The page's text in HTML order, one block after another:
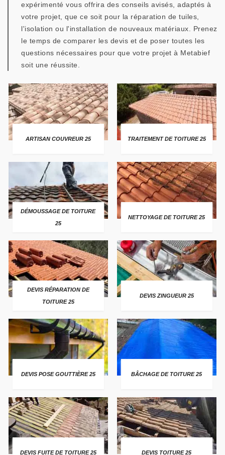
expérimenté vous offrira des conseils avisés, adaptés à
votre projet, que ce soit pour la réparation de tuiles,
l'isolation ou l'installation de nouveaux matériaux. Prenez
le temps de comparer les devis et de poser toutes les
questions nécessaires pour que votre projet à Metabief
soit une réussite.
ARTISAN COUVREUR 25 TRAITEMENT DE TOITURE 25
DÉMOUSSAGE DE TOITURE
25
NETTOYAGE DE TOITURE 25
DEVIS RÉPARATION DE
TOITURE 25
DEVIS ZINGUEUR 25
DEVIS POSE GOUTTIÈRE 25 BÂCHAGE DE TOITURE 25
DEVIS FUITE DE TOITURE 25 DEVIS TOITURE 25